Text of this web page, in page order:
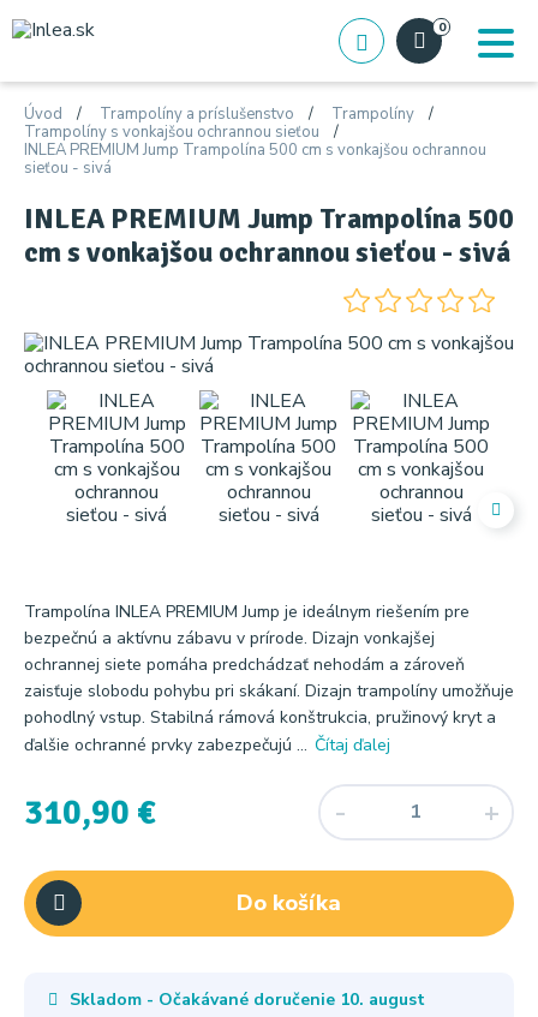
0
Úvod Trampolíny a príslušenstvo
Trampolíny
Trampolíny s vonkajšou ochrannou sieťou
INLEA PREMIUM Jump Trampolína 500 cm s vonkajšou ochrannou
sieťou - sivá
INLEA PREMIUM Jump Trampolína 500
cm s vonkajšou ochrannou sieťou - sivá
Trampolína INLEA PREMIUM Jump je ideálnym riešením pre
bezpečnú a aktívnu zábavu v prírode. Dizajn vonkajšej
ochrannej siete pomáha predchádzať nehodám a zároveň
zaisťuje slobodu pohybu pri skákaní. Dizajn trampolíny umožňuje
pohodlný vstup. Stabilná rámová konštrukcia, pružinový kryt a
ďalšie ochranné prvky zabezpečujú ... Čítaj ďalej
310,90 €
Do košíka
Skladom - Očakávané doručenie 10. august